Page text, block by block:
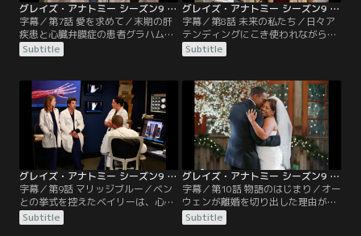
グレイズ・アナトミー シーズン9 第07話／字幕
字幕／第7話 愛を求めて／末期の肝
疾患と心臓弁膜症の患者グラハムに
理想的な肝臓が見つかり、移植を受
けることが決まった。長年グラハム
ティーナたちと共に、万全を期して
肝臓移植と弁置換の同時オペに挑
む。ところが新たな肝臓は適合せ
ず、余命が僅かだと知ったグラハム
は、フランクと残された時間を添い
遂げたいと申し出る。
Subtitle
グレイズ・アナトミー シーズン9 第08話／字幕
字幕／第8話 未来の私たち／日々ア
テンディングにこき使われながら
も、少しずつ成長するインターンた
ちの新たな1日がはじまった。ステ
の下で心臓移植待ちの2組の新生児
を担当する。クリスティーナに気に
入られていると自負するステファニ
ーに負けないようリアも意地を見
せ、過剰にライバル心を燃やす2
人。ところが…。
Subtitle
グレイズ・アナトミー シーズン9 第09話／字幕
字幕／第9話 マリッジブルー／ベン
との挙式を控えたベイリーは、心の
奥で二度目の結婚に不安を抱きなが
ら、仕事に没頭することでそれを忘
Subtitle
グレイズ・アナトミー シーズン9 第10話／字幕
字幕／第10話 物語のはじまり／オー
ウェンが離婚を切り出した理由が、
訴訟のためだったと知ったクリステ
ィーナは、本当は自分もやり直した
Subtitle